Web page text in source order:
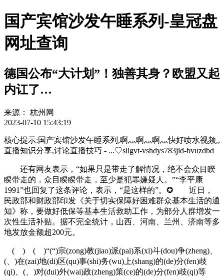
国产宾馆沙发午睡系列-皇冠盘
网址查询
德国公布“大计划”！独善其身？欧盟又起
内讧了…
来源：
杭州网
2023-07-10 15:43:19
核心提示:国产宾馆沙发午睡系列,啊灬啊灬啊灬快好喷水视频,,
直播知识分享,讨论直播技巧 - ...♡sligvt-vshdys783jid-bvuzdbd
还有网友表示，“如果只是带走了解情况，绝不会众目睽
睽带走的，众目睽睽带走，至少是犯罪嫌疑人。”“李平康
1991”也回复了这条评论，表示，“是这样的”。✪ 近日，
民政部和财政部印发《关于切实保障好困难群众基本生活的通
知》称，要做好低保等基本生活救助工作，为部分人群增发一
次性生活补贴。据不完全统计，山西、河南、兰州、济南等多
地发放金额超200元。
( ) ( )“(“)宗(zong)教(jiao)派(pai)系(xi)斗(dou)争(zheng)、
(、)在(zai)地(di)区(qu)事(shi)务(wu)上(shang)的(de)分(fen)歧
(qi)、(、)对(dui)外(wai)政(zheng)策(ce)的(de)分(fen)歧(qi)等